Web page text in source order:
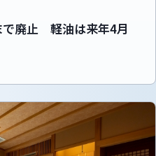
で廃止 軽油は来年4月